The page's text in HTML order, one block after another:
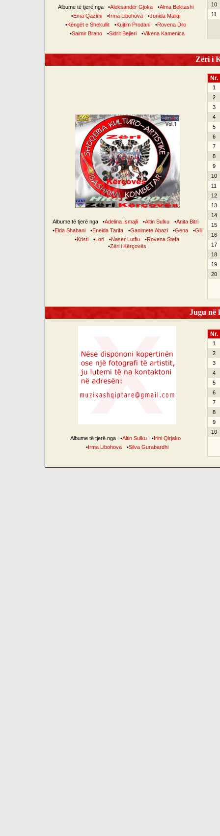
Albume të tjerë nga •Aleksandër Gjoka •Alma Bektashi
•Ema Qazimi •Irma Libohova •Jonida Maliqi
•Këngët e Shekullit •Kujtim Prodani •Rovena Dilo
•Saimir Braho •Sidrit Bejleri •Vikena Kamenica
10
11
Zëri i
Albume të tjerë nga •Adelina Ismajli •Altin Sulku •Anita Bitri
•Elda Shabani •Eneida Tarifa •Ganimete Abazi •Gena •Gili
•Kristi •Lori •Naser Lutfiu •Rovena Stefa
•Zëri i Kërçovës
Nr.
1
2
3
4
5
6
7
8
9
10
11
12
13
14
15
16
17
18
19
20
Jugu në
Albume të tjerë nga •Altin Sulku •Irini Qirjako
•Irma Libohova •Silva Gurabardhi
Nr.
1
2
3
4
5
6
7
8
9
10